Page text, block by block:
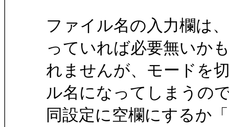
ファイル名の入力欄は
っていれば必要無いか
れませんが、モードを
ル名になってしまうの
同設定に空欄にするか